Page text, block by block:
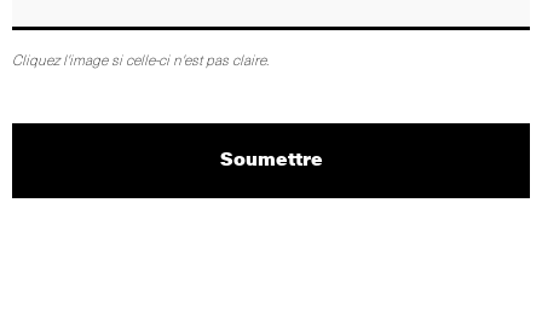
Cliquez l'image si celle-ci n'est pas claire.
Soumettre